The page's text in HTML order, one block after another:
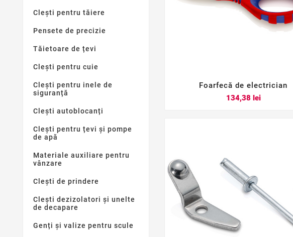
Clești pentru tăiere
Pensete de precizie
Tăietoare de țevi
Clești pentru cuie
Clești pentru inele de
siguranță
Clești autoblocanți
Clești pentru țevi și pompe
de apă
Materiale auxiliare pentru
vânzare
Clești de prindere
Clești dezizolatori și unelte
de decapare
Genți și valize pentru scule

Foarfecă de electrician
134,38 leiPret